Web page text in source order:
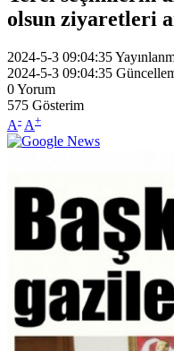
olsun ziyaretleri
2024-5-3 09:04:35
2024-5-3 09:04:35
0Yorum
575 Gösterim
A- A+